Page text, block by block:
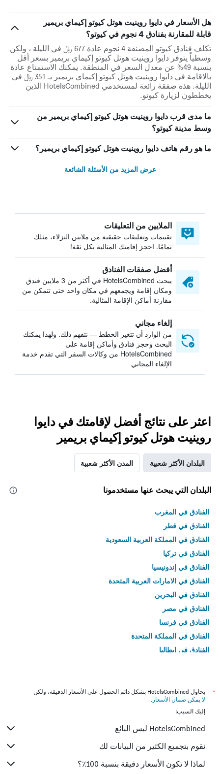
هل الأسعار في دايوا روينيت هوتل كيوتو إكيماي بريمير
قابلة للمقارنة بفنادق 4 نجوم في كيوتو؟
تكلف فنادق كيوتو المصنفة 4 نجوم عادة 677 ﷼ في الليلة ، ولكن
وسطياً يتوفر دايوا روينيت هوتل كيوتو إكيماي بريمير بسعر أقل
بنسبة 49% عن معدل السعر في المنطقة. يمكنك الاستمتاع عادة
بالاقامة في دايوا روينيت هوتل كيوتو إكيماي بريمير بـ 351 ﷼ في
الليلة. هذه صفقة رائعة لمستخدمي HotelsCombined الذين
يخططون لزيارة كيوتو.
ما مدى قرب دايوا روينيت هوتل كيوتو إكيماي بريمير من
وسط مدينة كيوتو؟
ما هو رقم هاتف دايوا روينيت هوتل كيوتو إكيماي بريمير؟
عرض المزيد من الأسئلة الشائعة
الملايين من التعليقات
تقييمات وتعليقات حقيقية من ملايين النزلاء، مثلك
تمامًا. احجز إقامتك المثالية بكل ثقة!
أفضل صفقات الفنادق
يبحث HotelsCombined في أكثر من 3 ملايين فندق
ومكان إقامة ويجمعهم في مكان واحد حتى تتمكن من
مقارنة أماكن الإقامة المثالية.
إلغاء مجاني
من الوارد أن تتغير الخطط — نتفهم ذلك. ولهذا يمكنك
البحث وحجز فنادق وأماكن إقامة على
HotelsCombined من وكالات السفر التي تقدم خدمة
الإلغاء المجاني
اعثر على نتائج أفضل لإقامتك في دايوا
روينيت هوتل كيوتو إكيماي بريمير
البلدان الأكثر شعبية المدن الأكثر شعبية
البلدان التي يبحث عنها مستخدمونا
الفنادق في المغرب
الفنادق في قطر
الفنادق في المملكة العربية السعودية
الفنادق في تركيا
الفنادق في إندونيسيا
الفنادق في الامارات العربية المتحدة
الفنادق في البحرين
الفنادق في مصر
الفنادق في فرنسا
الفنادق في المملكة المتحدة
الفنادق في إيطاليا
*
يحاول HotelsCombined بشكل دائم الحصول على الأسعار الدقيقة، ولكن
لا يمكن ضمان الأسعار .
إليك السبب:
HotelsCombined ليس البائع
نقوم بتجميع الكثير من البيانات لك
لماذا لا تكون الأسعار دقيقة بنسبة 100٪؟